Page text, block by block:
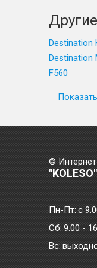
Destination
Destination
F560
©
Пн-Пт:с
Сб: 9.00 -
Bc: